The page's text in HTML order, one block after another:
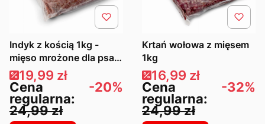
Indyk z kością 1kg -
mięso mrożone dla psa
BARF
Cena promocyjna
19,99 zł
Cena
regularna:
24,99 zł
-20%
Krtań wołowa z mięsem
1kg
Cena promocyjna
16,99 zł
Cena
regularna:
24,99 zł
-32%